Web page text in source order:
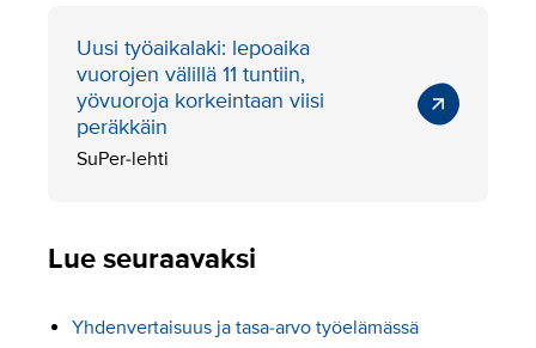
Uusi työaikalaki: lepoaika
vuorojen välillä 11 tuntiin,
yövuoroja korkeintaan viisi
peräkkäin
SuPer-lehti
Lue seuraavaksi
Yhdenvertaisuus ja tasa-arvo työelämässä